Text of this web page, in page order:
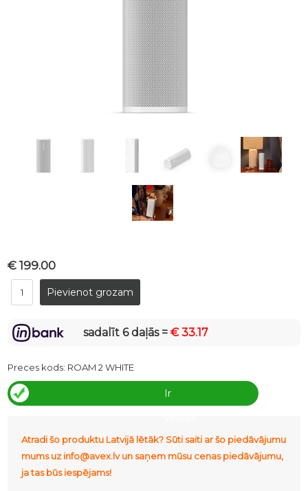
€ 199.00
sadalīt 6 daļās =€ 33.17
Preces kods: ROAM 2 WHITE
Ir
Atradi šo produktu Latvijā lētāk? Sūti saiti ar šo piedāvājumu
mums uz info@avex.lv un saņem mūsu cenas piedāvājumu,
ja tas būs iespējams!